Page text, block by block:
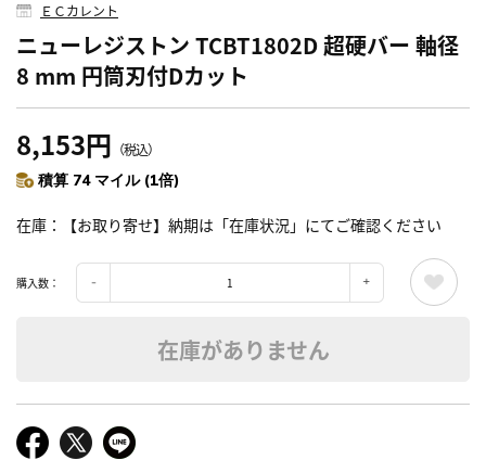
ＥＣカレント
ニューレジストン TCBT1802D 超硬バー 軸径
8 mm 円筒刃付Dカット
8,153円 （税込）
積算 74 マイル (1倍)
在庫 【お取り寄せ】納期は「在庫状況」にてご確認ください
購入数：
在庫がありません